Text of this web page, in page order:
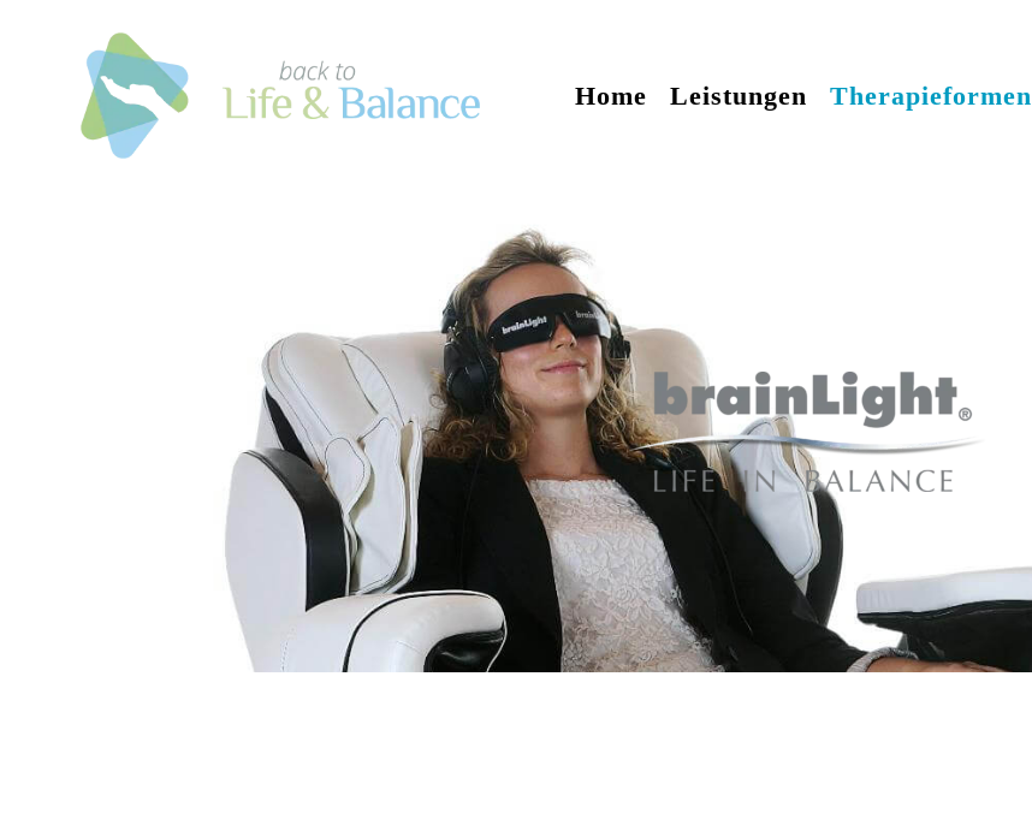
Home Leistungen Therapieformen